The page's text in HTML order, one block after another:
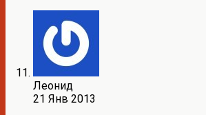
Леонид
21 Янв 2013